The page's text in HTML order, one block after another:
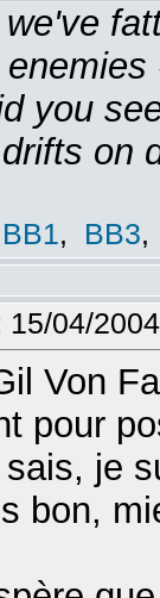
you
on
BB1, BB3,
15/04/
Von
pour
je
bon,